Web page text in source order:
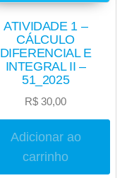
ATIVIDADE 1 –
CÁLCULO
DIFERENCIAL E
INTEGRAL II –
51_2025
R$ 30,00
Adicionar ao
carrinho